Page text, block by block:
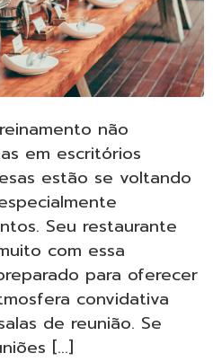
não
em escritórios
estão se voltando
Seu restaurante
com essa
para oferecer
convidativa
de reunião. Se
[…]